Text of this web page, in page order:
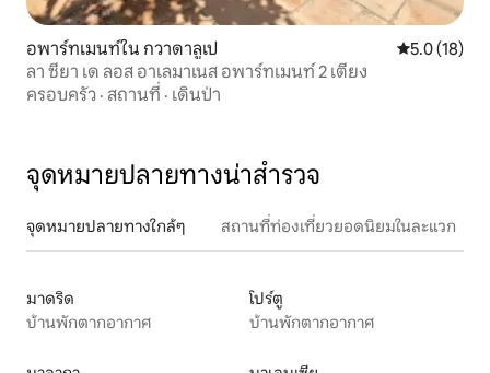
อพาร์ทเมนท์ใน กวาดาลูเป คะแนนเฉลี่ย
5.0 (18)
ลา ซียา เด ลอส อาเลมาเนส อพาร์ทเมนท์ 2 เตียง
ครอบครัว · สถานที่ · เดินป่า
จุดหมายปลายทางน่าสำรวจ
จุดหมายปลายทางใกล้ๆ สถานที่ท่องเที่ยวยอดนิยมในละแวก
มาดริด
บ้านพักตากอากาศ
โปร์ตู
บ้านพักตากอากาศ